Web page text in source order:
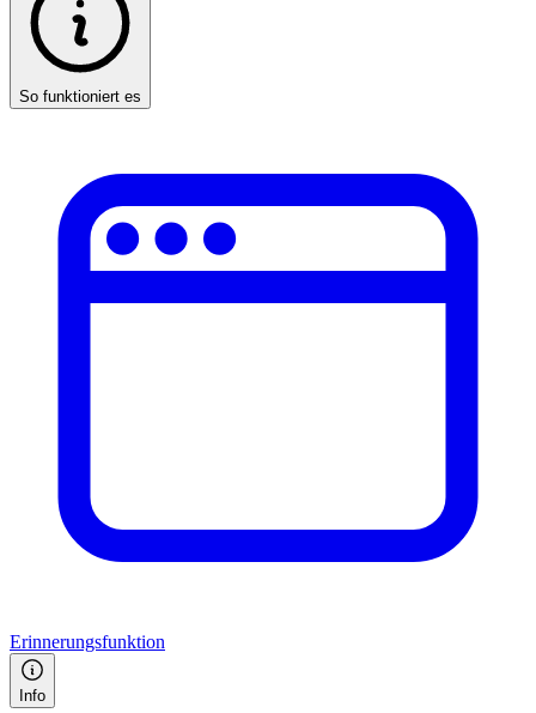
So funktioniert es
Erinnerungsfunktion
Info